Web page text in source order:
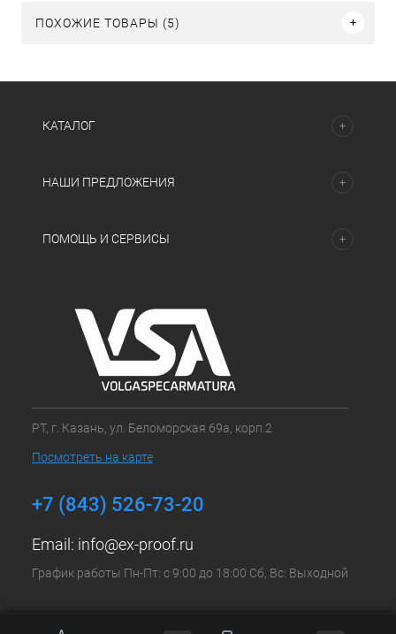
ПОХОЖИЕ ТОВАРЫ (5)
КАТАЛОГ
НАШИ ПРЕДЛОЖЕНИЯ
ПОМОЩЬ И СЕРВИСЫ
РТ, г. Казань, ул. Беломорская 69а, корп.2
Посмотреть на карте
+7 (843) 526-73-20
Email: info@ex-proof.ru
График работы Пн-Пт: с 9:00 до 18:00 Сб, Вс: Выходной